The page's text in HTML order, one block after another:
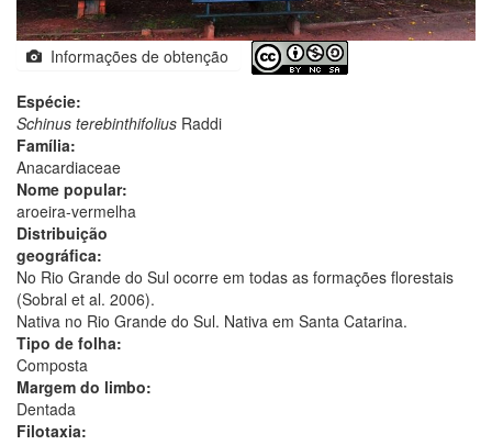
Informações de obtenção
Espécie:
Schinus terebinthifolius Raddi
Família:
Anacardiaceae
Nome popular:
aroeira-vermelha
Distribuição
geográfica:
No Rio Grande do Sul ocorre em todas as formações florestais
(Sobral et al. 2006).
Nativa no Rio Grande do Sul. Nativa em Santa Catarina.
Tipo de folha:
Composta
Margem do limbo:
Dentada
Filotaxia: